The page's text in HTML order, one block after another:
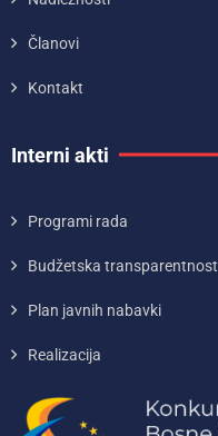
Članovi
Kontakt
Interni akti
Programi rada
Budžetska transparentnost
Plan javnih nabavki
Realizacija